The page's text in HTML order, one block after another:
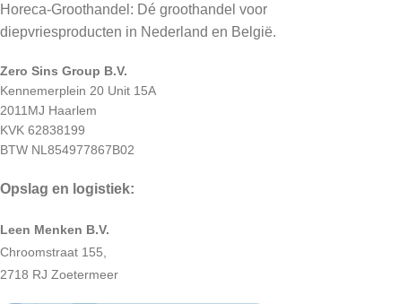
Horeca-Groothandel: Dé groothandel voor
diepvriesproducten in Nederland en België.
Zero Sins Group B.V.
Kennemerplein 20 Unit 15A
2011MJ Haarlem
KVK 62838199
BTW NL854977867B02
Opslag en logistiek:
Leen Menken B.V.
Chroomstraat 155,
2718 RJ Zoetermeer